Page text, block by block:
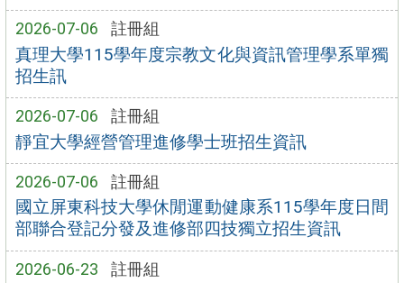
2026-07-06 註冊組
真理大學115學年度宗教文化與資訊管理學系單獨
招生訊
2026-07-06 註冊組
靜宜大學經營管理進修學士班招生資訊
2026-07-06 註冊組
國立屏東科技大學休閒運動健康系115學年度日間
部聯合登記分發及進修部四技獨立招生資訊
2026-06-23 註冊組